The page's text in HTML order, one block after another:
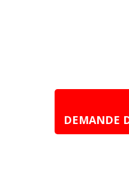
DEMANDE